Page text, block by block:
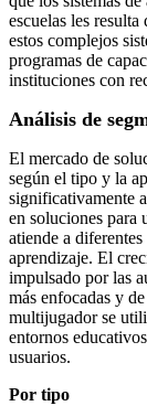
escuelas les
estos complejos
programas de
instituciones con
Análisis de
El mercado de
según el tipo y la
significativamente
en soluciones para
atiende a
aprendizaje. El
impulsado por las
más enfocadas y
multijugador se
entornos
usuarios.
Por tipo